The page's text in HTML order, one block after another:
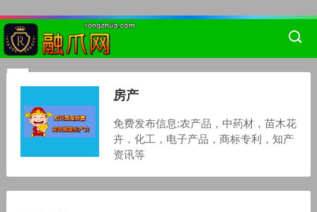
房产
免费发布信息:农产品，中药材，苗木花
卉，化工，电子产品，商标专利，知产
资讯等